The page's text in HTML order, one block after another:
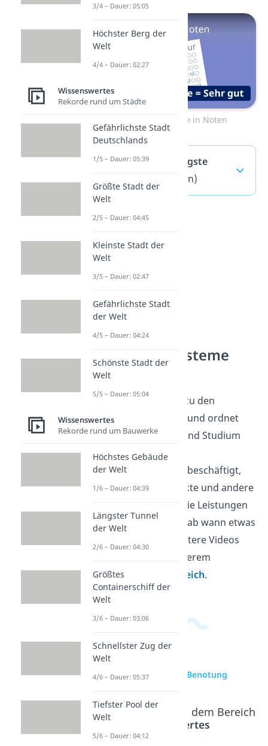
Zum Video: Punkte in Noten
Benotung — häufigste
(ausklappen)
Bewertungssysteme
verstehen
Die Benotung gehört zu den
Bewertungssystemen und ordnet
Leistungen in Schule und Studium
ein. Wer sich mit
Bewertungssystemen beschäftigt,
vergleicht Noten, Punkte und andere
Skalen. So wird klar, wie Leistungen
bewertet werden und ab wann etwas
als bestanden gilt. Weitere Videos
dazu findest du in unserem
Allgemeinwissensbereich.
zur Videoseite: Benotung
Beliebte Inhalte aus dem Bereich
Wissenswertes
3/4 – Dauer: 05:05
Höchster Berg der
Welt
4/4 – Dauer: 02:27
Wissenswertes
Rekorde rund um Städte
Gefährlichste Stadt
Deutschlands
1/5 – Dauer: 05:39
Größte Stadt der
Welt
2/5 – Dauer: 04:45
Kleinste Stadt der
Welt
3/5 – Dauer: 02:47
Gefährlichste Stadt
der Welt
4/5 – Dauer: 04:24
Schönste Stadt der
Welt
5/5 – Dauer: 05:04
Wissenswertes
Rekorde rund um Bauwerke
Höchstes Gebäude
der Welt
1/6 – Dauer: 04:39
Längster Tunnel
der Welt
2/6 – Dauer: 04:30
Größtes
Containerschiff der
Welt
3/6 – Dauer: 03:06
Schnellster Zug der
Welt
4/6 – Dauer: 05:37
Tiefster Pool der
Welt
5/6 – Dauer: 04:12